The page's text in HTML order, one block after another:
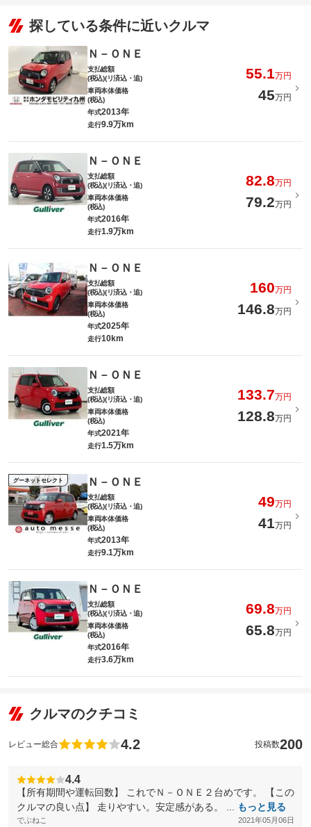
探している条件に近いクルマ
Ｎ－ＯＮＥ
支払総額
(税込)(リ済込・追)
55.1万円
車両本体価格
(税込)
45万円
年式2013年
走行9.9万km
Ｎ－ＯＮＥ
支払総額
(税込)(リ済込・追)
82.8万円
車両本体価格
(税込)
79.2万円
年式2016年
走行1.9万km
Ｎ－ＯＮＥ
支払総額
(税込)(リ済込・追)
160万円
車両本体価格
(税込)
146.8万円
年式2025年
走行10km
Ｎ－ＯＮＥ
支払総額
(税込)(リ済込・追)
133.7万円
車両本体価格
(税込)
128.8万円
年式2021年
走行1.5万km
グーネットセレクト Ｎ－ＯＮＥ
支払総額
(税込)(リ済込・追)
49万円
車両本体価格
(税込)
41万円
年式2013年
走行9.1万km
Ｎ－ＯＮＥ
支払総額
(税込)(リ済込・追)
69.8万円
車両本体価格
(税込)
65.8万円
年式2016年
走行3.6万km
クルマのクチコミ
レビュー総合 4.2 投稿数200
4.4
【所有期間や運転回数】 これでＮ－ＯＮＥ２台めです。 【この
クルマの良い点】 走りやすい。安定感がある。 ...
もっと見る
でぶねこ 2021年05月06日